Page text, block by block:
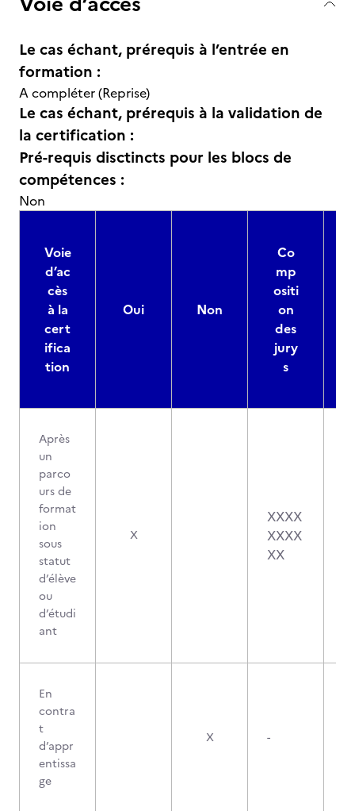
Le cas échant, prérequis à l’entrée en
formation :
A compléter (Reprise)
Le cas échant, prérequis à la validation de
la certification :
Pré-requis disctincts pour les blocs de
compétences :
Non
Voie
d’ac
cès
à la
cert
ifica
tion
Oui Non
Co
mp
ositi
on
des
jury
s
Après
un
parco
urs de
format
ion
sous
statut
d’élève
ou
d’étudi
ant
X
XXXX
XXXX
XX
En
contra
t
d’appr
entissa
ge
X -